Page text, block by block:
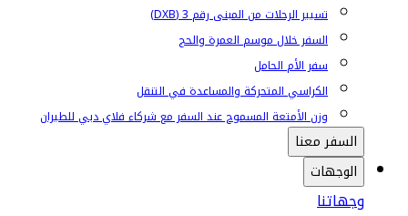
تسيير الرحلات من المبنى رقم 3 (DXB)
السفر خلال موسم العمرة والحج
سفر الأم الحامل
الكراسي المتحركة والمساعدة في التنقل
وزن الأمتعة المسموح عند السفر مع شركاء فلاي دبي للطيران
السفر معنا
الوجهات
وجهاتنا